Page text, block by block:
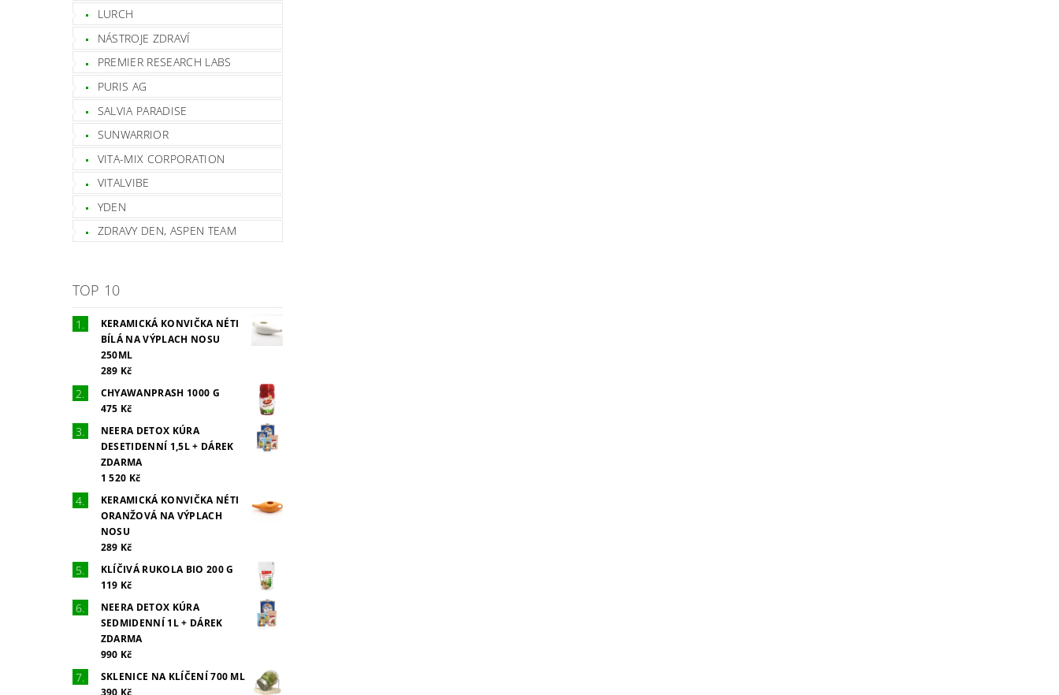
LURCH
NÁSTROJE ZDRAVÍ
PREMIER RESEARCH LABS
PURIS AG
SALVIA PARADISE
SUNWARRIOR
VITA-MIX CORPORATION
VITALVIBE
YDEN
ZDRAVY DEN, ASPEN TEAM
TOP 10
KERAMICKÁ KONVIČKA NÉTI
BÍLÁ NA VÝPLACH NOSU
250ML
289 Kč
CHYAWANPRASH 1000 G
475 Kč
NEERA DETOX KÚRA
DESETIDENNÍ 1,5L + DÁREK
ZDARMA
1 520 Kč
KERAMICKÁ KONVIČKA NÉTI
ORANŽOVÁ NA VÝPLACH
NOSU
289 Kč
KLÍČIVÁ RUKOLA BIO 200 G
119 Kč
NEERA DETOX KÚRA
SEDMIDENNÍ 1L + DÁREK
ZDARMA
990 Kč
SKLENICE NA KLÍČENÍ 700 ML